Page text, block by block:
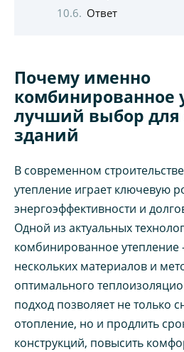
Ответ
Почему именно
комбинированное
лучший выбор
зданий
В современном
утепление играет ключевую
энергоэффективности и
Одной из актуальных
комбинированное
нескольких материалов и
оптимального
подход позволяет не только
отопление, но и продлить
конструкций, повысить